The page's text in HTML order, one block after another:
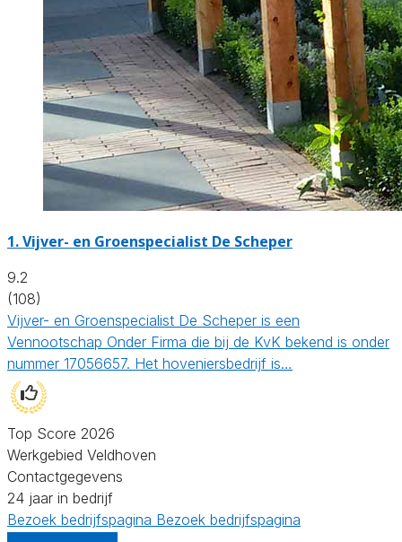
1.Vijver- en Groenspecialist De Scheper
9.2
(108)
Vijver- en Groenspecialist De Scheper is een
Vennootschap Onder Firma die bij de KvK bekend is onder
nummer 17056657. Het hoveniersbedrijf is…
Top Score 2026
Werkgebied Veldhoven
Contactgegevens
24 jaar in bedrijf
Bezoek bedrijfspagina Bezoek bedrijfspagina